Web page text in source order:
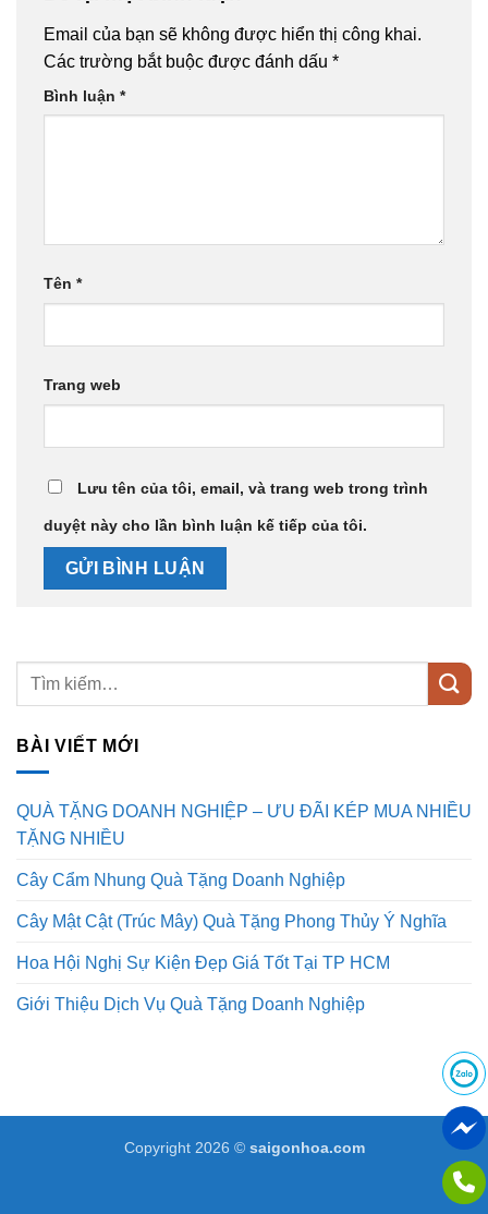
Email của bạn sẽ không được hiển thị công khai.
Các trường bắt buộc được đánh dấu *
Bình luận *
Tên *
Trang web
Lưu tên của tôi, email, và trang web trong trình
duyệt này cho lần bình luận kế tiếp của tôi.
BÀI VIẾT MỚI
QUÀ TẶNG DOANH NGHIỆP – ƯU ĐÃI KÉP MUA NHIỀU
TẶNG NHIỀU
Cây Cẩm Nhung Quà Tặng Doanh Nghiệp
Cây Mật Cật (Trúc Mây) Quà Tặng Phong Thủy Ý Nghĩa
Hoa Hội Nghị Sự Kiện Đẹp Giá Tốt Tại TP HCM
Giới Thiệu Dịch Vụ Quà Tặng Doanh Nghiệp
Copyright 2026 © saigonhoa.com